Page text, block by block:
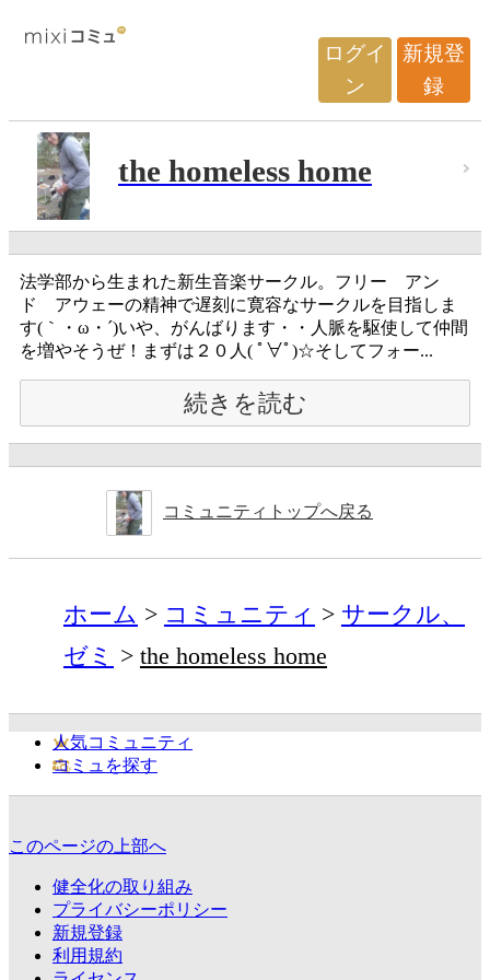
ログイ
ン
新規登
録
the homeless home
法学部から生まれた新生音楽サークル。フリー アン
ド アウェーの精神で遅刻に寛容なサークルを目指しま
す(｀・ω・´)いや、がんばります・・人脈を駆使して仲間
を増やそうぜ！まずは２０人( ﾟ∀ﾟ)☆そしてフォー...
続きを読む
コミュニティトップへ戻る
ホーム コミュニティ
サークル、
ゼミ
the homeless home
人気コミュニティ
コミュを探す
このページの上部へ
健全化の取り組み
プライバシーポリシー
新規登録
利用規約